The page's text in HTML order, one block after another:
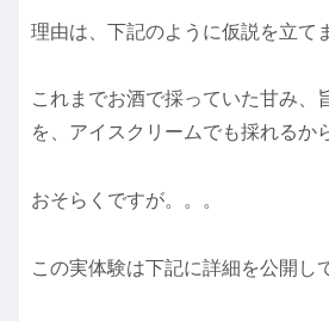
理由は、下記のように仮説を立て
これまでお酒で採っていた甘み、
を、アイスクリームでも採れるか
おそらくですが。。。
この実体験は下記に詳細を公開し